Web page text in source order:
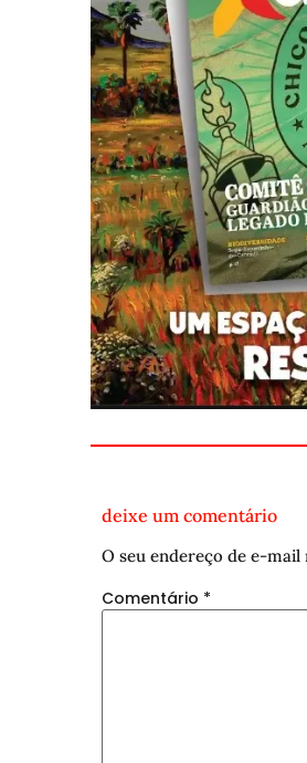
deixe um comentário
O seu endereço de e-mail
Comentário *